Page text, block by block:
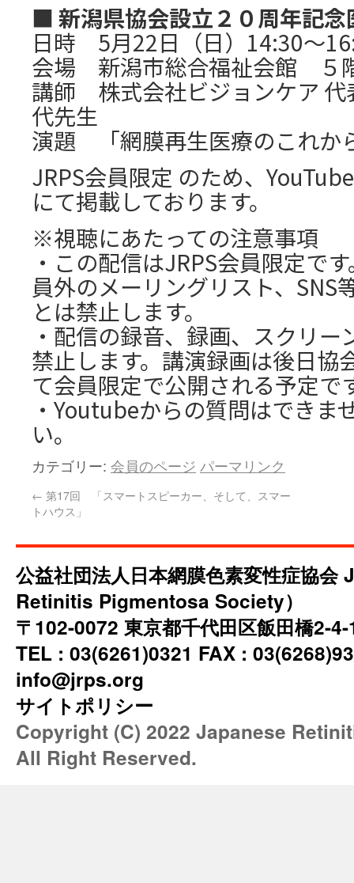
■ 新潟県協会設立２０周年記念
日時 5月22日（日）14:30～
会場 新潟市総合福祉会館 ５
講師 株式会社ビジョンケア 代
代先生
演題 「網膜再生医療のこれか
JRPS会員限定 のため、
にて掲載しております。
※視聴にあたっての注意事項
・この配信はJRPS会員限定で
員外のメーリングリスト、SNS
とは禁止します。
・配信の録音、録画、スクリ
禁止します。講演録画は後日協
て会員限定で公開される予定で
・Youtubeからの質問はできま
い。
カテゴリー: 会員のページ パーマリンク
← 第17回 「スマートスピーカー、そして、スマー
トハウス」
公益社団法人日本網膜色素変性症協会
Retinitis Pigmentosa Society）
〒102-0072 東京都千代田区飯田橋2-
TEL : 03(6261)0321 FAX :
info@jrps.org
サイトポリシー
Copyright (C) 2022 Japanese
All Right Reserved.